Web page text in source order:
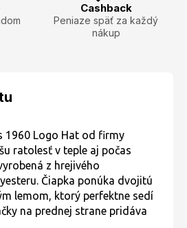
Cashback
Peniaze späť za každý
nákup
1960 Logo Hat od firmy
ratolesť v teple aj počas
z hrejivého
Čiapka ponúka dvojitú
lemom, ktorý perfektne sedí
na prednej strane pridáva